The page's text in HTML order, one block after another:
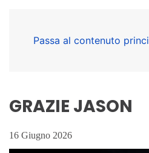
Passa al contenuto
GRAZIE JASON
16 Giugno 2026